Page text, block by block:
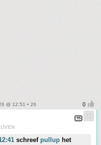
@ 12:51 • 26
schreef pullup het